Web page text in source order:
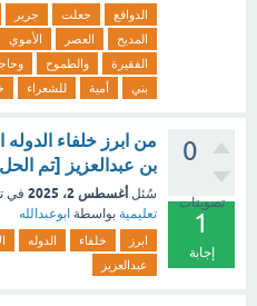
الدوافع جعلت جرير
المديح
العصر الأموي
الفقيرة
والطموح
بني
أمية للشعراء
0
تصويتات
1
إجابة
من ابرز خلفاء الدوله
بن عبدالعزيز [تم
سُئل أغسطس 2، 2025 في
تعليمية بواسطة ابوعبدالله
ابرز خلفاء الدوله
عبدالعزيز